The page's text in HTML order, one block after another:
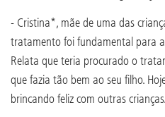
- Cristina*, mãe de uma das
tratamento foi fundamental para
Relata que teria procurado o
que fazia tão bem ao seu filho.
brincando feliz com outras crianças.